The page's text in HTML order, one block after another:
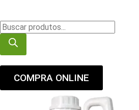
COMPRA ONLINE